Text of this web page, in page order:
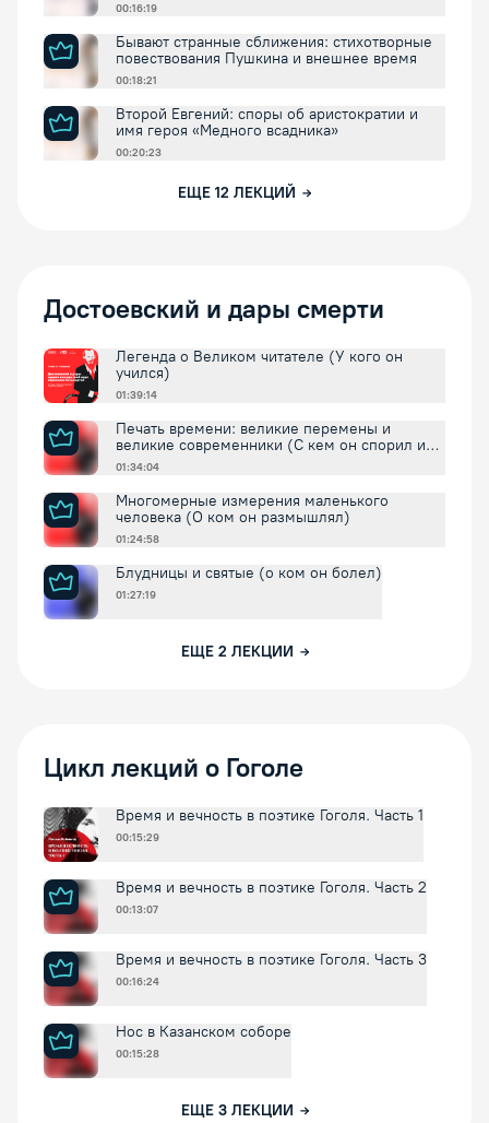
00:16:19
Бывают странные сближения: стихотворные
повествования Пушкина и внешнее время
00:18:21
Второй Евгений: споры об аристократии и
имя героя «Медного всадника»
00:20:23
ЕЩЕ 12 ЛЕКЦИЙ
Достоевский и дары смерти
Легенда о Великом читателе (У кого он
учился)
01:39:14
Печать времени: великие перемены и
великие современники (С кем он спорил и
соглашался)
01:34:04
Многомерные измерения маленького
человека (О ком он размышлял)
01:24:58
Блудницы и святые (о ком он болел)
01:27:19
ЕЩЕ 2 ЛЕКЦИИ
Цикл лекций о Гоголе
Время и вечность в поэтике Гоголя. Часть 1
00:15:29
Время и вечность в поэтике Гоголя. Часть 2
00:13:07
Время и вечность в поэтике Гоголя. Часть 3
00:16:24
Нос в Казанском соборе
00:15:28
ЕЩЕ 3 ЛЕКЦИИ